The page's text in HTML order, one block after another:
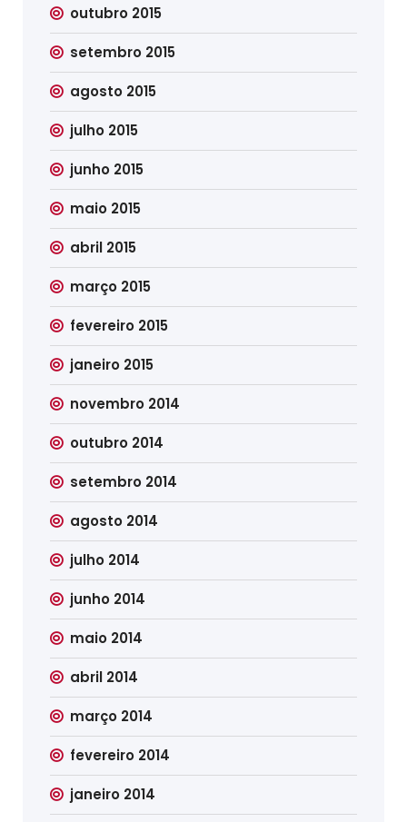
outubro 2015
setembro 2015
agosto 2015
julho 2015
junho 2015
maio 2015
abril 2015
março 2015
fevereiro 2015
janeiro 2015
novembro 2014
outubro 2014
setembro 2014
agosto 2014
julho 2014
junho 2014
maio 2014
abril 2014
março 2014
fevereiro 2014
janeiro 2014